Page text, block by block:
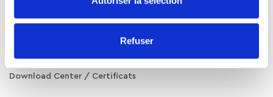
Refuser
A propos de nous
Download Center / Certificats